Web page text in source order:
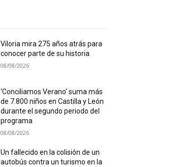
Viloria mira 275 años atrás para
conocer parte de su historia
08/08/2026
‘Conciliamos Verano’ suma más
de 7.800 niños en Castilla y León
durante el segundo periodo del
programa
08/08/2026
Un fallecido en la colisión de un
autobús contra un turismo en la